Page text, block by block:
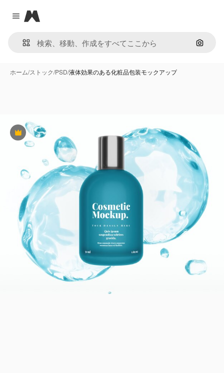
Close menu
Magnific
画像で
ホーム/ストック/PSD/液体効果のある化粧品包装モックアップ
Premium